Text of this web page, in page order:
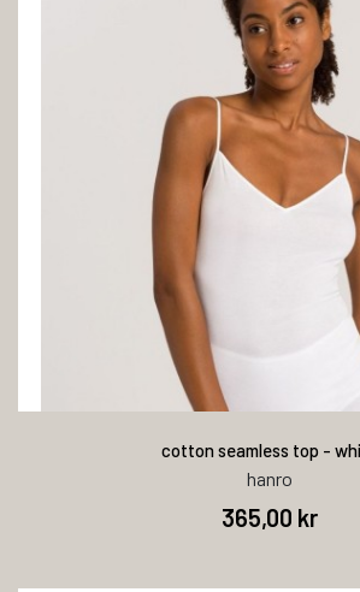
cotton seamless top -
hanro
365,00 kr